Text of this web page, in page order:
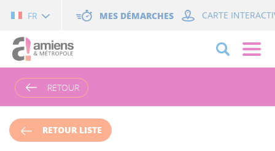
FR MES DÉMARCHES CARTE
RETOUR
RETOUR LISTE